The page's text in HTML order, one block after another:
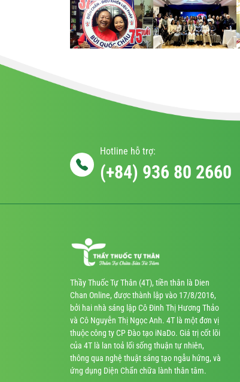
Hotline hỗ trợ:
(+84) 936 80 2660
Thầy Thuốc Tự Thân (4T), tiền thân là Dien
Chan Online, được thành lập vào 17/8/2016,
bởi hai nhà sáng lập Cô Đinh Thị Hương Thảo
và Cô Nguyễn Thị Ngọc Anh. 4T là một đơn vị
thuộc công ty CP Đào tạo iNaDo. Giá trị cốt lõi
của 4T là lan toả lối sống thuận tự nhiên,
thông qua nghệ thuật sáng tạo ngẫu hứng, và
ứng dụng Diện Chẩn chữa lành thân tâm.